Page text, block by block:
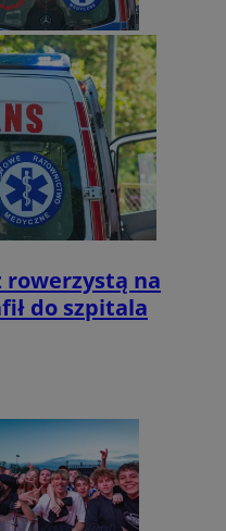
rowerzystą na
do szpitala